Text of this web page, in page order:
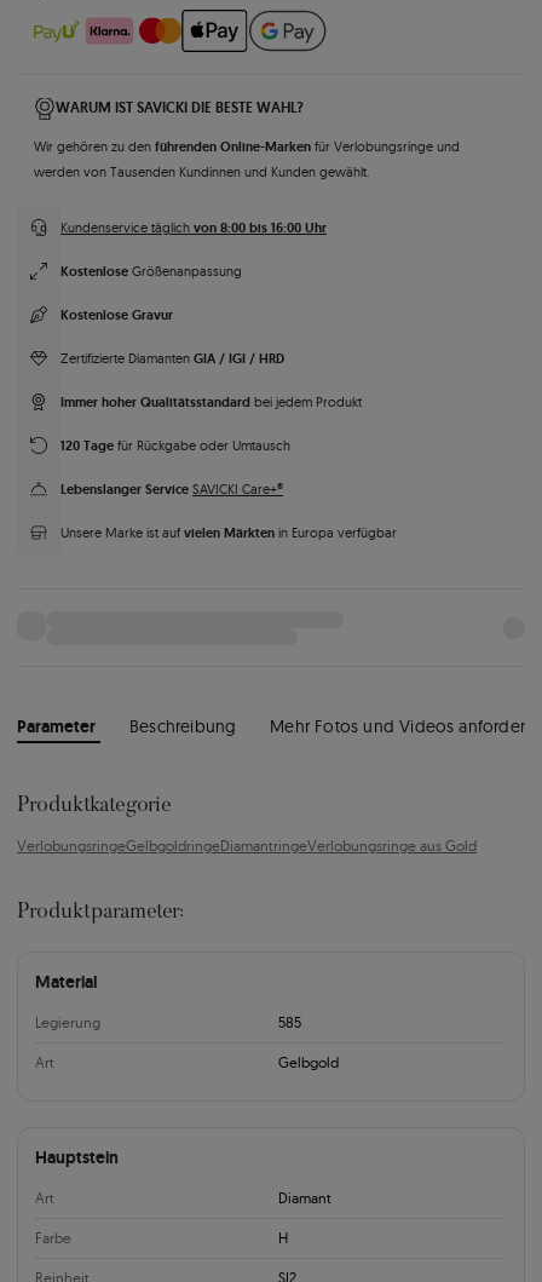
WARUM IST SAVICKI DIE BESTE WAHL?
Wir gehören zu den führenden Online-Marken für Verlobungsringe und
werden von Tausenden Kundinnen und Kunden gewählt.
Kundenservice täglich von 8:00 bis 16:00 Uhr
Kostenlose Größenanpassung
Kostenlose Gravur
Zertifizierte Diamanten GIA / IGI / HRD
Immer hoher Qualitätsstandard bei jedem Produkt
120 Tage für Rückgabe oder Umtausch
Lebenslanger Service SAVICKI Care+®
Unsere Marke ist auf vielen Märkten in Europa verfügbar
Parameter Beschreibung Mehr Fotos und Videos anfordern
Produktkategorie
VerlobungsringeGelbgoldringeDiamantringeVerlobungsringe aus Gold
Produktparameter:
Material
Legierung 585
Art Gelbgold
Hauptstein
Art Diamant
Farbe H
Reinheit SI2